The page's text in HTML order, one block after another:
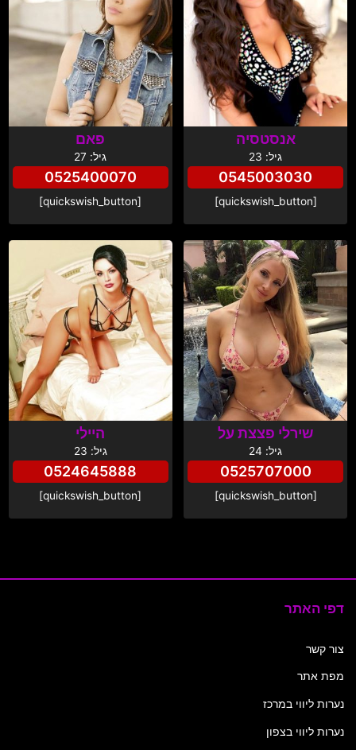
אנסטסיה
גיל: 23
0545003030
[quickswish_button]
פאם
גיל: 27
0525400070
[quickswish_button]
שירלי פצצת על
גיל: 24
0525707000
[quickswish_button]
היילי
גיל: 23
0524645888
[quickswish_button]
דפי האתר
צור קשר
מפת אתר
נערות ליווי במרכז
נערות ליווי בצפון